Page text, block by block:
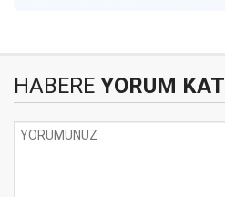
HABERE YORUM KAT